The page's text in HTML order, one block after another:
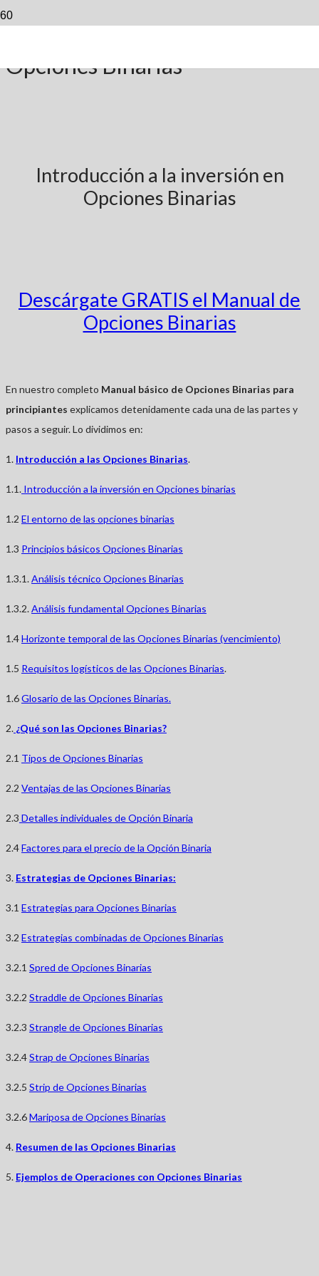
Opciones Binarias
Introducción a la inversión en
Opciones Binarias
Descárgate GRATIS el Manual de
Opciones Binarias
En nuestro completo Manual básico de Opciones Binarias para
principiantes explicamos detenidamente cada una de las partes y
pasos a seguir. Lo dividimos en:
1. Introducción a las Opciones Binarias.
1.1. Introducción a la inversión en Opciones binarias
1.2 El entorno de las opciones binarias
1.3 Principios básicos Opciones Binarias
1.3.1.Análisis técnico Opciones Binarias
1.3.2.Análisis fundamental Opciones Binarias
1.4Horizonte temporal de las Opciones Binarias (vencimiento)
1.5 Requisitos logísticos de las Opciones Binarias.
1.6Glosario de las Opciones Binarias.
2. ¿Qué son las Opciones Binarias?
2.1 Tipos de Opciones Binarias
2.2 Ventajas de las Opciones Binarias
2.3 Detalles individuales de Opción Binaria
2.4Factores para el precio de la Opción Binaria
3. Estrategias de Opciones Binarias:
3.1 Estrategias para Opciones Binarias
3.2 Estrategias combinadas de Opciones Binarias
3.2.1 Spred de Opciones Binarias
3.2.2 Straddle de Opciones Binarias
3.2.3 Strangle de Opciones Binarias
3.2.4Strap de Opciones Binarias
3.2.5 Strip de Opciones Binarias
3.2.6Mariposa de Opciones Binarias
4. Resumen de las Opciones Binarias
5. Ejemplos de Operaciones con Opciones Binarias